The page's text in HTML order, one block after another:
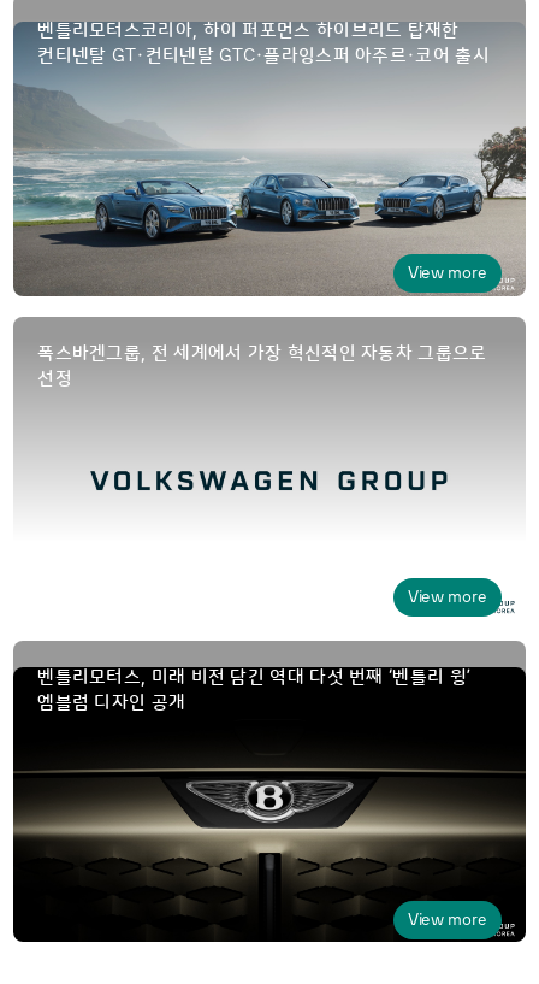
벤틀리모터스코리아, 하이 퍼포먼스 하이브리드 탑재한
컨티넨탈 GT·컨티넨탈 GTC·플라잉스퍼 아주르·코어 출시
View more
폭스바겐그룹, 전 세계에서 가장 혁신적인 자동차 그룹으로
선정
View more
벤틀리모터스, 미래 비전 담긴 역대 다섯 번째 ‘벤틀리 윙’
엠블럼 디자인 공개
View more